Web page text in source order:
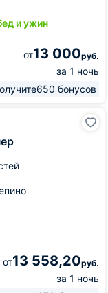
и ужин
от13 000руб.
за 1 ночь
650 бонусов
от13 558,20руб.
за 1 ночь